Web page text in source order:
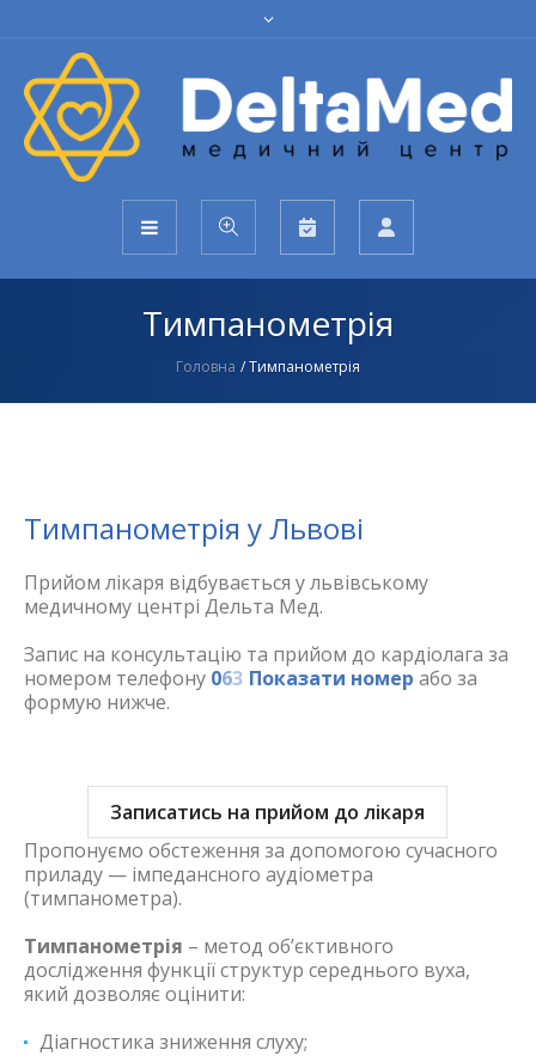
Тимпанометрія
Головна /Тимпанометрія
Тимпанометрія у Львові
Прийом лікаря відбувається у львівському
медичному центрі Дельта Мед.
Запис на консультацію та прийом до кардіолага за
номером телефону 063 Показати номер або за
формую нижче.
Записатись на прийом до лікаря
Пропонуємо обстеження за допомогою сучасного
приладу — імпедансного аудіометра
(тимпанометра).
Тимпанометрія – метод об’єктивного
дослідження функції структур середнього вуха,
який дозволяє оцінити:
Діагностика зниження слуху;